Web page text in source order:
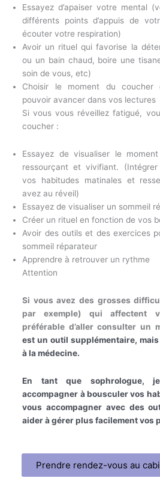
Essayez d’apaiser votre mental
différents points d’appuis de
écouter votre respiration)
Avoir un rituel qui favorise la
ou un bain chaud, boire une
soin de vous, etc)
Choisir le moment du coucher
pouvoir avancer dans vos lectures
Si vous vous réveillez fatigué,
coucher :
Essayez de visualiser le
ressourçant et vivifiant.
vos habitudes matinales et
avez au réveil)
Essayez de visualiser un sommeil
Créer un rituel en fonction de vos
Avoir des outils et des exercices
sommeil réparateur
Apprendre à retrouver un rythme
Attention
Si vous avez des grosses
par exemple) qui affectent
préférable d’aller consulter un
est un outil supplémentaire,
à la médecine.
En tant que sophrologue,
accompagner à bousculer vos
vous accompagner avec des
aider à gérer plus facilement vos
Prendre rendez-vous au